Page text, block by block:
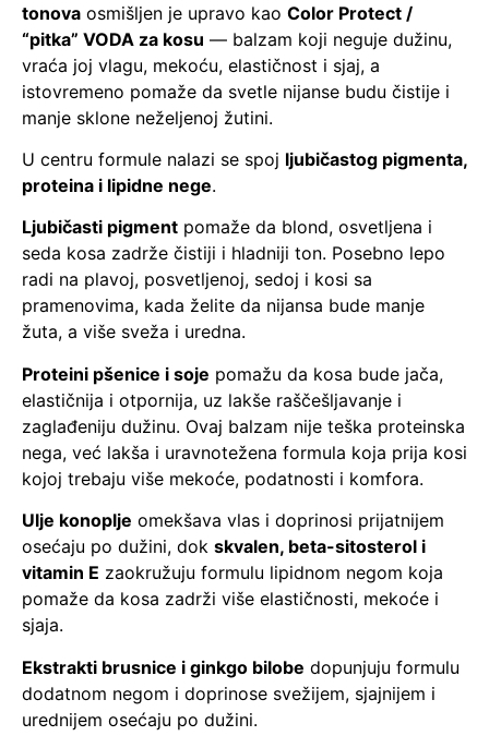
tonova osmišljen je upravo kao Color Protect /
“pitka” VODA za kosu — balzam koji neguje dužinu,
vraća joj vlagu, mekoću, elastičnost i sjaj, a
istovremeno pomaže da svetle nijanse budu čistije i
manje sklone neželjenoj žutini.
U centru formule nalazi se spoj ljubičastog pigmenta,
proteina i lipidne nege.
Ljubičasti pigment pomaže da blond, osvetljena i
seda kosa zadrže čistiji i hladniji ton. Posebno lepo
radi na plavoj, posvetljenoj, sedoj i kosi sa
pramenovima, kada želite da nijansa bude manje
žuta, a više sveža i uredna.
Proteini pšenice i soje pomažu da kosa bude jača,
elastičnija i otpornija, uz lakše raščešljavanje i
zaglađeniju dužinu. Ovaj balzam nije teška proteinska
nega, već lakša i uravnotežena formula koja prija kosi
kojoj trebaju više mekoće, podatnosti i komfora.
Ulje konoplje omekšava vlas i doprinosi prijatnijem
osećaju po dužini, dok skvalen, beta-sitosterol i
vitamin E zaokružuju formulu lipidnom negom koja
pomaže da kosa zadrži više elastičnosti, mekoće i
sjaja.
Ekstrakti brusnice i ginkgo bilobe dopunjuju formulu
dodatnom negom i doprinose svežijem, sjajnijem i
urednijem osećaju po dužini.